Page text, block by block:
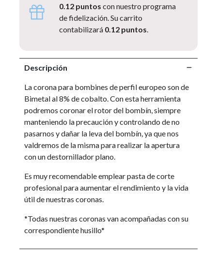
0.12 puntos con nuestro programa
de fidelización. Su carrito
contabilizará 0.12 puntos.
Descripción
La corona para bombines de perfil europeo son de
Bimetal al 8% de cobalto. Con esta herramienta
podremos coronar el rotor del bombín, siempre
manteniendo la precaución y controlando de no
pasarnos y dañar la leva del bombín, ya que nos
valdremos de la misma para realizar la apertura
con un destornillador plano.
Es muy recomendable emplear pasta de corte
profesional para aumentar el rendimiento y la vida
útil de nuestras coronas.
*Todas nuestras coronas van acompañadas con su
correspondiente husillo*